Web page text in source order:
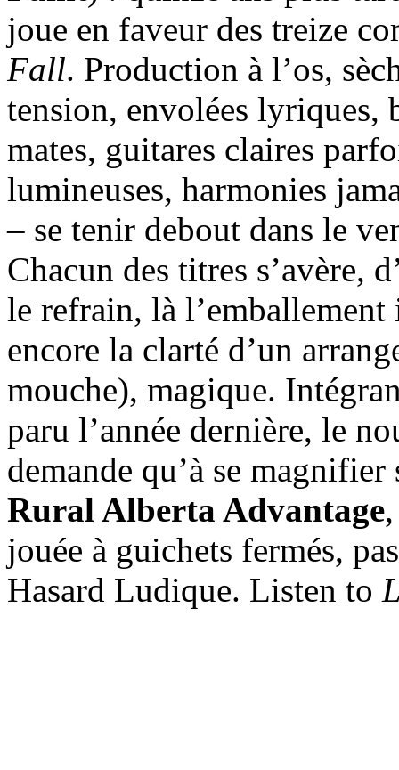
joue en faveur des treize
Fall. Production à l’os,
tension, envolées lyriques,
mates, guitares claires
lumineuses, harmonies
– se tenir debout dans le
Chacun des titres s’avère,
le refrain, là
encore la clarté d’un
mouche), magique.
paru l’année dernière, le
demande qu’à se
Rural Alberta Advantage
jouée à guichets fermés,
Hasard Ludique. Listen to